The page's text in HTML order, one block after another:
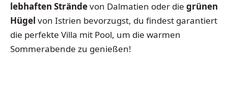
lebhaften Strändevon Dalmatien oder die grünen
Hügel von Istrien bevorzugst, du findest garantiert
die perfekte Villa mit Pool, um die warmen
Sommerabende zu genießen!